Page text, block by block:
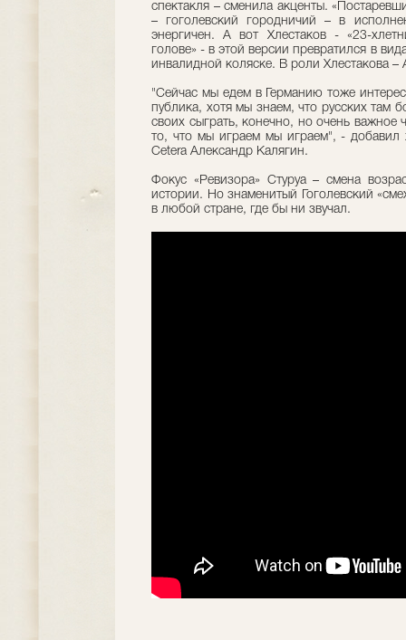
спектакля – сменила акценты.
– гоголевский городничий – в
энергичен. А вот Хлестаков - «23-
голове» - в этой версии превратился в
инвалидной коляске. В роли Хлестакова –
"Сейчас мы едем в Германию тоже
публика, хотя мы знаем, что русских там
своих сыграть, конечно, но очень
то, что мы играем мы играем", - добавил
Cetera Александр Калягин.
Фокус «Ревизора» Стуруа – смена
истории. Но знаменитый Гоголевский
в любой стране, где бы ни звучал.